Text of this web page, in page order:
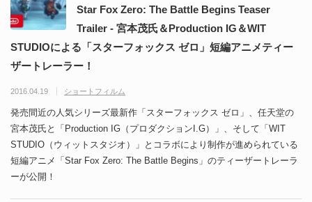
CGMatter
Star Fox Zero: The Battle Begins Teaser
Trailer - 宮本茂氏＆Production IG＆WIT
STUDIOによる「スターフォックス ゼロ」短編アニメティー
ザートレーラー！
2016.04.19 ショートフィルム
発売間近の人気シリーズ最新作「スターフォックス ゼロ」、任天堂の
宮本茂氏と「Production IG（プロダクションI.G）」、そして「WIT
STUDIO（ウィットスタジオ）」とコラボにより制作が進められている
短編アニメ「Star Fox Zero: The Battle Begins」のティーザートレーラ
ーが公開！